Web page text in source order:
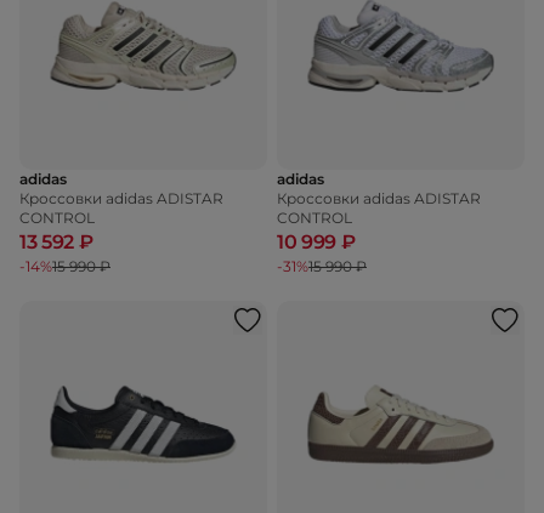
adidas
Кроссовки adidas ADISTAR
CONTROL
13 592 ₽
-14%15 990 ₽
adidas
Кроссовки adidas ADISTAR
CONTROL
10 999 ₽
-31%15 990 ₽